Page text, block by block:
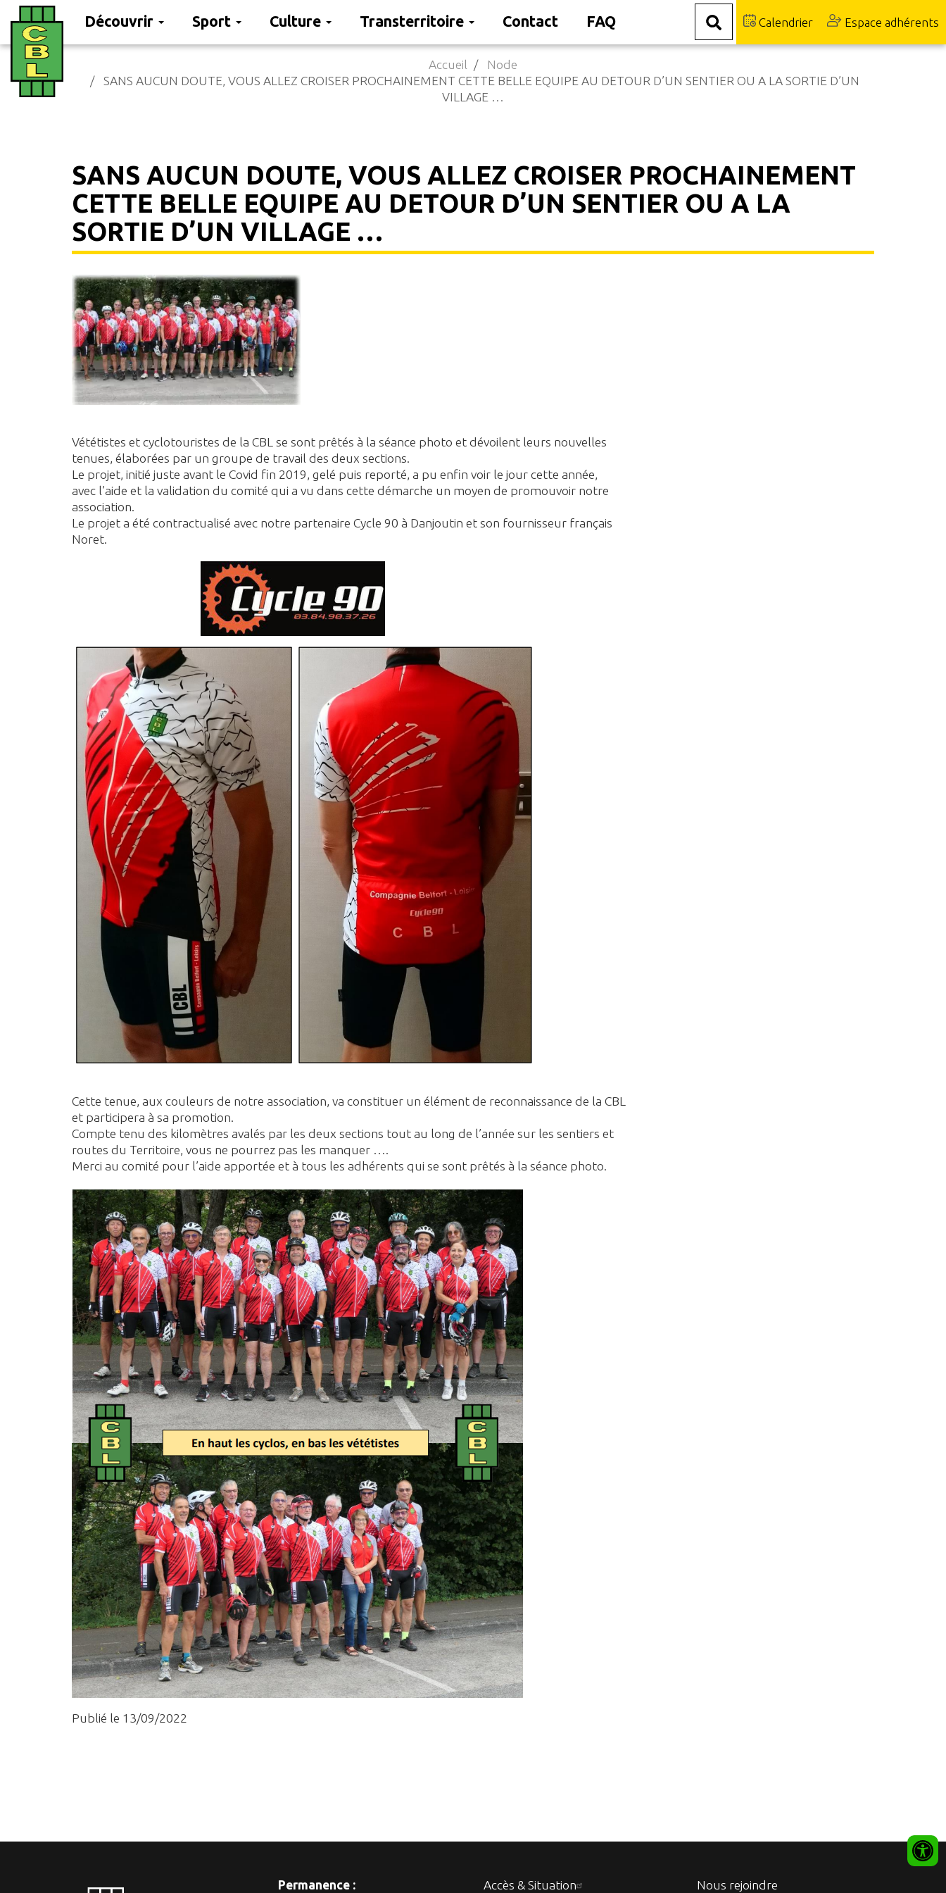
contenu
Découvrir Sport Culture Transterritoire Contact FAQ Calendrier Espace adhérents
Accueil
Node
SANS AUCUN DOUTE, VOUS ALLEZ CROISER PROCHAINEMENT CETTE BELLE EQUIPE AU DETOUR D’UN SENTIER OU A LA SORTIE D’UN
VILLAGE …
SANS AUCUN DOUTE, VOUS ALLEZ CROISER PROCHAINEMENT
CETTE BELLE EQUIPE AU DETOUR D’UN SENTIER OU A LA
SORTIE D’UN VILLAGE …
Vététistes et cyclotouristes de la CBL se sont prêtés à la séance photo et dévoilent leurs nouvelles
tenues, élaborées par un groupe de travail des deux sections.
Le projet, initié juste avant le Covid fin 2019, gelé puis reporté, a pu enfin voir le jour cette année,
avec l’aide et la validation du comité qui a vu dans cette démarche un moyen de promouvoir notre
association.
Le projet a été contractualisé avec notre partenaire Cycle 90 à Danjoutin et son fournisseur français
Noret.
Cette tenue, aux couleurs de notre association, va constituer un élément de reconnaissance de la CBL
et participera à sa promotion.
Compte tenu des kilomètres avalés par les deux sections tout au long de l’année sur les sentiers et
routes du Territoire, vous ne pourrez pas les manquer ….
Merci au comité pour l’aide apportée et à tous les adhérents qui se sont prêtés à la séance photo.
Publié le 13/09/2022
Permanence : Accès & Situation Nous rejoindre